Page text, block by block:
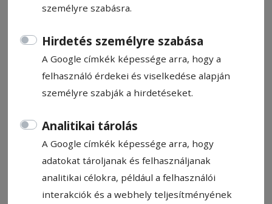
személyre szabásra.
Hirdetés személyre szabása
A Google címkék képessége arra, hogy a
felhasználó érdekei és viselkedése alapján
személyre szabják a hirdetéseket.
Analitikai tárolás
A Google címkék képessége arra, hogy
adatokat tároljanak és felhasználjanak
analitikai célokra, például a felhasználói
interakciók és a webhely teljesítményének
CSÁKI JÁNOS
Gyászjelentő
2024. november 21., 10:12
találatokban a Hargita Népe elöl
legyen!
Szívünk mély fájdalmával, de Isten akaratában